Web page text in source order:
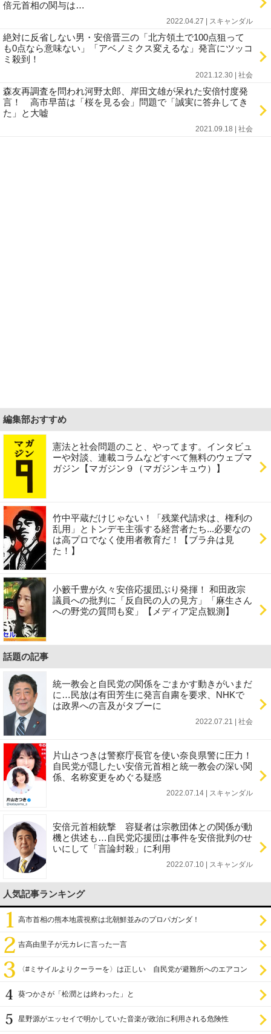
倍元首相の関与は…
2022.04.27 | スキャンダル
絶対に反省しない男・安倍晋三の「北方領土で100点狙って
も0点なら意味ない」「アベノミクス変えるな」発言にツッコ
ミ殺到！
2021.12.30 | 社会
森友再調査を問われ河野太郎、岸田文雄が呆れた安倍忖度発
言！ 高市早苗は「桜を見る会」問題で「誠実に答弁してき
た」と大嘘
2021.09.18 | 社会
編集部おすすめ
憲法と社会問題のこと、やってます。インタビュ
ーや対談、連載コラムなどすべて無料のウェブマ
ガジン【マガジン９（マガジンキュウ）】
竹中平蔵だけじゃない！「残業代請求は、権利の
乱用」とトンデモ主張する経営者たち...必要なの
は高プロでなく使用者教育だ！【ブラ弁は見
た！】
小籔千豊が久々安倍応援団ぶり発揮！ 和田政宗
議員への批判に「反自民の人の見方」「麻生さん
への野党の質問も変」【メディア定点観測】
話題の記事
統一教会と自民党の関係をごまかす動きがいまだ
に…民放は有田芳生に発言自粛を要求、NHKで
は政界への言及がタブーに
2022.07.21 | 社会
片山さつきは警察庁長官を使い奈良県警に圧力！
自民党が隠したい安倍元首相と統一教会の深い関
係、名称変更をめぐる疑惑
2022.07.14 | スキャンダル
安倍元首相銃撃 容疑者は宗教団体との関係が動
機と供述も…自民党応援団は事件を安倍批判のせ
いにして「言論封殺」に利用
2022.07.10 | スキャンダル
人気記事ランキング
高市首相の熊本地震視察は北朝鮮並みのプロパガンダ！
吉高由里子が元カレに言った一言
〈#ミサイルよりクーラーを〉は正しい 自民党が避難所へのエアコン
葵つかさが「松潤とは終わった」と
星野源がエッセイで明かしていた音楽が政治に利用される危険性